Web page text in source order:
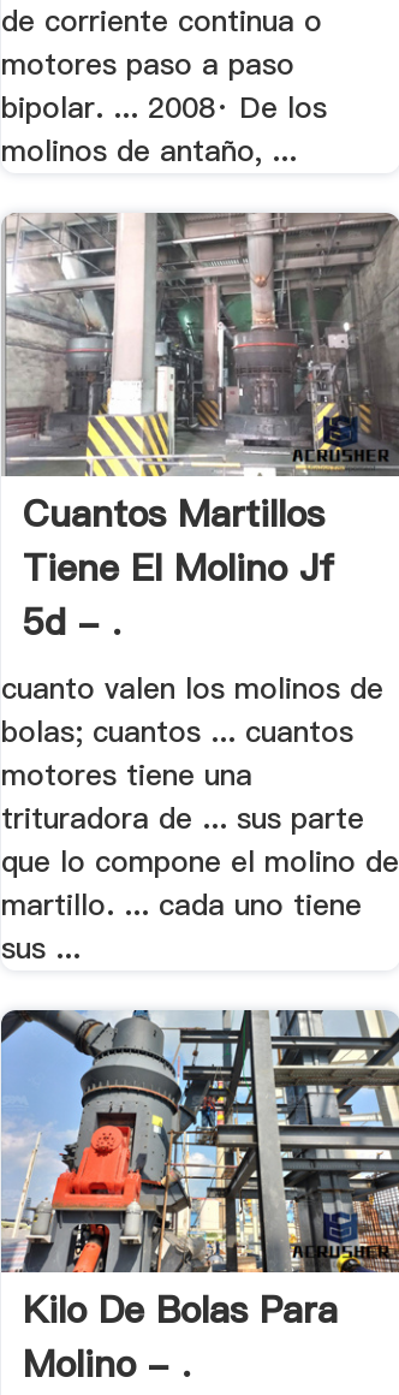
de corriente continua o
motores paso a paso
bipolar. ... 2008· De los
molinos de antaño, ...
Cuantos Martillos
Tiene El Molino Jf
5d - .
cuanto valen los molinos de
bolas; cuantos ... cuantos
motores tiene una
trituradora de ... sus parte
que lo compone el molino de
martillo. ... cada uno tiene
sus ...
Kilo De Bolas Para
Molino - .